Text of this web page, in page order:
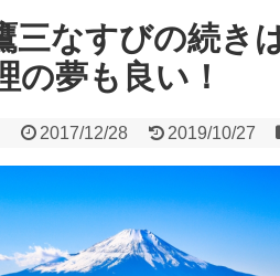
三なすびの続き
の夢も良い！
2017/12/28 2019/10/27